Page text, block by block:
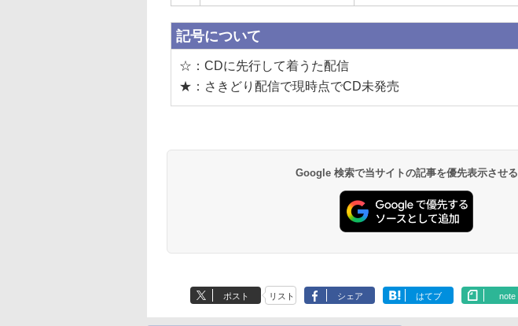
記号について
☆：CDに先行して着うた配信
★：さきどり配信で現時点でCD未発売
Google 検索で当サイトの記事を優先表示させる
ポスト リスト シェア はてブ note